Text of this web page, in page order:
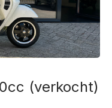
(verkocht)